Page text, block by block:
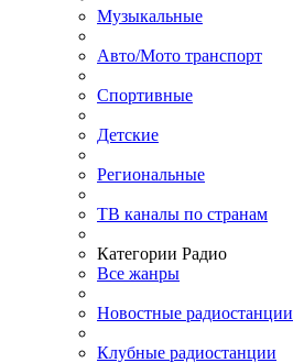
Музыкальные
Авто/Мото транспорт
Спортивные
Детские
Региональные
ТВ каналы по странам
Категории Радио
Все жанры
Новостные радиостанции
Клубные радиостанции